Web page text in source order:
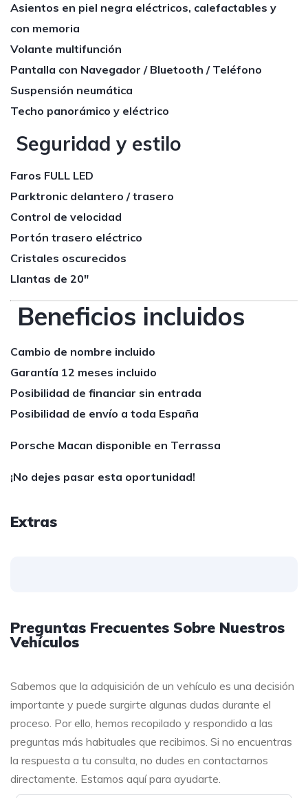
Asientos en piel negra eléctricos, calefactables y
con memoria
Volante multifunción
Pantalla con Navegador / Bluetooth / Teléfono
Suspensión neumática
Techo panorámico y eléctrico
Seguridad y estilo
Faros FULL LED
Parktronic delantero / trasero
Control de velocidad
Portón trasero eléctrico
Cristales oscurecidos
Llantas de 20″
Beneficios incluidos
Cambio de nombre incluido
Garantía 12 meses incluido
Posibilidad de financiar sin entrada
Posibilidad de envío a toda España
Porsche Macan disponible en Terrassa
¡No dejes pasar esta oportunidad!
Extras
Preguntas Frecuentes Sobre Nuestros
Vehículos
Sabemos que la adquisición de un vehículo es una decisión
importante y puede surgirte algunas dudas durante el
proceso. Por ello, hemos recopilado y respondido a las
preguntas más habituales que recibimos. Si no encuentras
la respuesta a tu consulta, no dudes en contactarnos
directamente. Estamos aquí para ayudarte.